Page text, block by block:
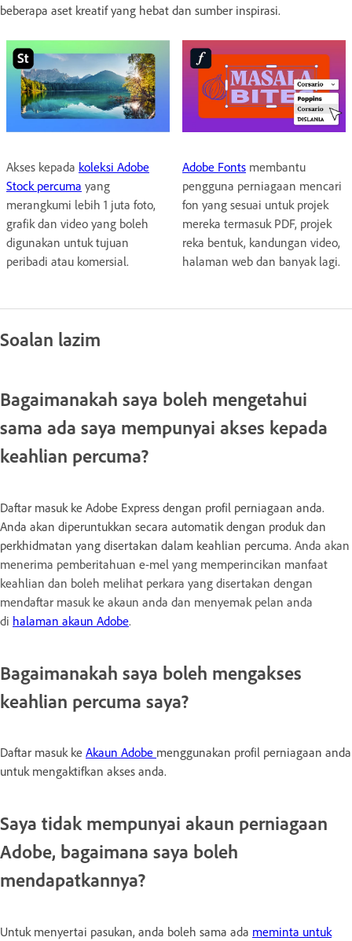
beberapa aset kreatif yang hebat dan sumber inspirasi.
Akses kepada koleksi Adobe
Stock percuma yang
merangkumi lebih 1 juta foto,
grafik dan video yang boleh
digunakan untuk tujuan
peribadi atau komersial.
Adobe Fonts membantu
pengguna perniagaan mencari
fon yang sesuai untuk projek
mereka termasuk PDF, projek
reka bentuk, kandungan video,
halaman web dan banyak lagi.
Soalan lazim
Bagaimanakah saya boleh mengetahui
sama ada saya mempunyai akses kepada
keahlian percuma?
Daftar masuk ke Adobe Express dengan profil perniagaan anda.
Anda akan diperuntukkan secara automatik dengan produk dan
perkhidmatan yang disertakan dalam keahlian percuma. Anda akan
menerima pemberitahuan e-mel yang memperincikan manfaat
keahlian dan boleh melihat perkara yang disertakan dengan
mendaftar masuk ke akaun anda dan menyemak pelan anda
di halaman akaun Adobe.
Bagaimanakah saya boleh mengakses
keahlian percuma saya?
Daftar masuk ke Akaun Adobe menggunakan profil perniagaan anda
untuk mengaktifkan akses anda.
Saya tidak mempunyai akaun perniagaan
Adobe, bagaimana saya boleh
mendapatkannya?
Untuk menyertai pasukan, anda boleh sama ada meminta untuk